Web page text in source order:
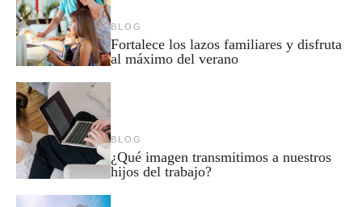
BLOG
Fortalece los lazos familiares y disfruta
al máximo del verano
BLOG
¿Qué imagen transmitimos a nuestros
hijos del trabajo?